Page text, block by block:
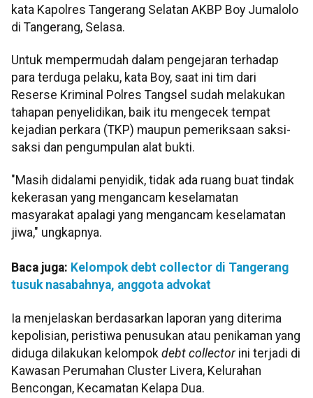
kata Kapolres Tangerang Selatan AKBP Boy Jumalolo
di Tangerang, Selasa.
Untuk mempermudah dalam pengejaran terhadap
para terduga pelaku, kata Boy, saat ini tim dari
Reserse Kriminal Polres Tangsel sudah melakukan
tahapan penyelidikan, baik itu mengecek tempat
kejadian perkara (TKP) maupun pemeriksaan saksi-
saksi dan pengumpulan alat bukti.
"Masih didalami penyidik, tidak ada ruang buat tindak
kekerasan yang mengancam keselamatan
masyarakat apalagi yang mengancam keselamatan
jiwa," ungkapnya.
Baca juga: Kelompok debt collector di Tangerang
tusuk nasabahnya, anggota advokat
Ia menjelaskan berdasarkan laporan yang diterima
kepolisian, peristiwa penusukan atau penikaman yang
diduga dilakukan kelompok debt collectorini terjadi di
Kawasan Perumahan Cluster Livera, Kelurahan
Bencongan, Kecamatan Kelapa Dua.